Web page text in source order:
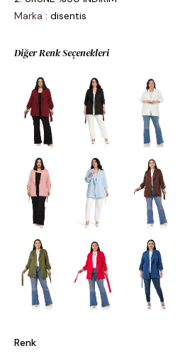
Marka : disentis
Diğer Renk Seçenekleri
Renk